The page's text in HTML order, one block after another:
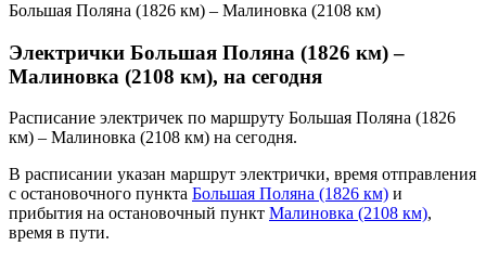
Большая Поляна (1826 км) – Малиновка (2108 км)
Электрички Большая Поляна (1826 км) –
Малиновка (2108 км), на сегодня
Расписание электричек по маршруту Большая Поляна (1826
км) – Малиновка (2108 км) на сегодня.
В расписании указан маршрут электрички, время отправления
с остановочного пункта Большая Поляна (1826 км) и
прибытия на остановочный пункт Малиновка (2108 км),
время в пути.